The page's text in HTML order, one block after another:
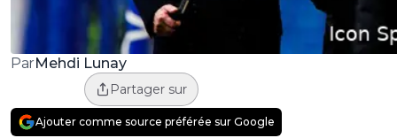
ParMehdi Lunay
Partager sur
Ajouter comme source préférée sur Google